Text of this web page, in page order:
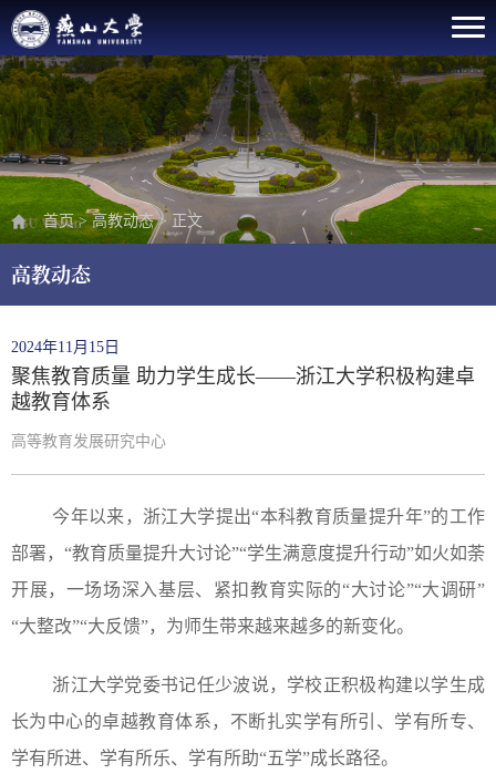
首页>高教动态> 正文
高教动态
2024年11月15日
聚焦教育质量 助力学生成长——浙江大学积极构建卓
越教育体系
高等教育发展研究中心
今年以来，浙江大学提出“本科教育质量提升年”的工作
部署，“教育质量提升大讨论”“学生满意度提升行动”如火如荼
开展，一场场深入基层、紧扣教育实际的“大讨论”“大调研”
“大整改”“大反馈”，为师生带来越来越多的新变化。
浙江大学党委书记任少波说，学校正积极构建以学生成
长为中心的卓越教育体系，不断扎实学有所引、学有所专、
学有所进、学有所乐、学有所助“五学”成长路径。